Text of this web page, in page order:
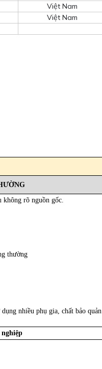
Việt Nam
Việt Nam
không rõ nguồn gốc.
thường
nhiều phụ gia, chất bảo quản